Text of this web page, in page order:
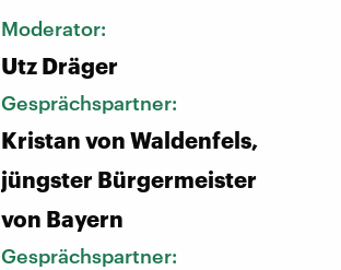
Moderator:
Utz Dräger
Gesprächspartner:
Kristan von Waldenfels,
jüngster Bürgermeister
von Bayern
Gesprächspartner: